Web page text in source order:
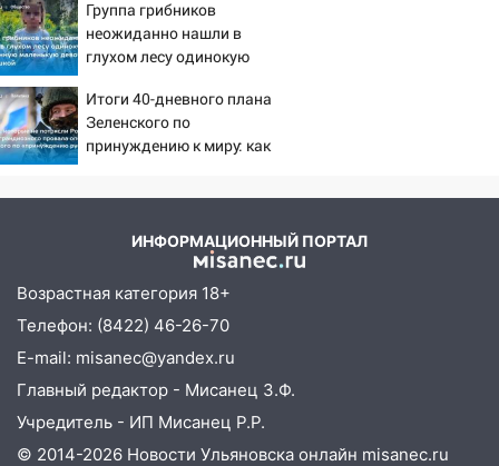
13:12
Дерево пробило крышу дома на
Новгородской в Ульяновске и рухнуло
на электрощит
13:10
В Заволжском районе дерево
упало во дворе
13:08 Ураган ударил по Ульяновску:
затопленные улицы и остановившиеся
12:17 Ульяновск накрыл крупный град:
после ливня город снова уходит под
воду
12:12 Прокуратура взяла на контроль
ДТП с шестилетним ребёнком на улице
Федерации
сдержать слезы
Группа грибников
неожиданно нашли в
глухом лесу одинокую
девочку с игрушкой
Итоги 40-дневного плана
Зеленского по
принуждению к миру: как
ИНФОРМАЦИОННЫЙ ПОРТАЛ
Возрастная категория 18+
Телефон: (8422) 46-26-70
E-mail: misanec@yandex.ru
Главный редактор - Мисанец З.Ф.
Учредитель - ИП Мисанец Р.Р.
© 2014-2026 Новости Ульяновска онлайн misanec.ru